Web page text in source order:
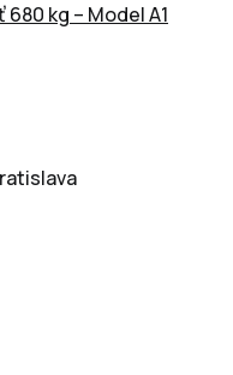
kg – Model A1